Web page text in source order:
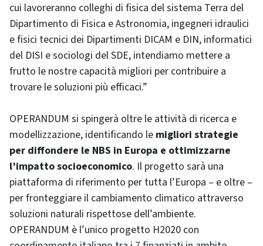
cui lavoreranno colleghi di fisica del sistema Terra del
Dipartimento di Fisica e Astronomia, ingegneri idraulici
e fisici tecnici dei Dipartimenti DICAM e DIN, informatici
del DISI e sociologi del SDE, intendiamo mettere a
frutto le nostre capacità migliori per contribuire a
trovare le soluzioni più efficaci.”
OPERANDUM si spingerà oltre le attività di ricerca e
modellizzazione, identificando le migliori strategie
per diffondere le NBS in Europa e ottimizzarne
l’impatto socioeconomico. Il progetto sarà una
piattaforma di riferimento per tutta l’Europa – e oltre –
per fronteggiare il cambiamento climatico attraverso
soluzioni naturali rispettose dell’ambiente.
OPERANDUM è l’unico progetto H2020 con